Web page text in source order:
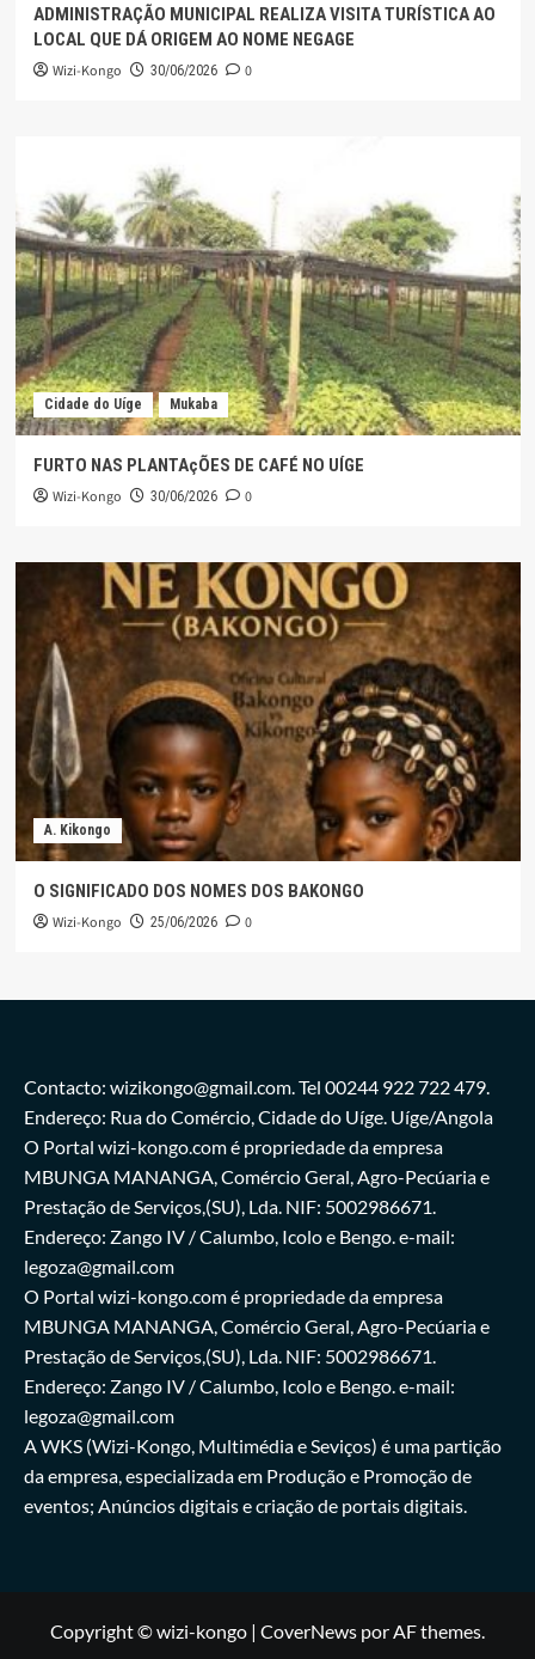
ADMINISTRAÇÃO MUNICIPAL REALIZA VISITA TURÍSTICA AO
LOCAL QUE DÁ ORIGEM AO NOME NEGAGE
Wizi-Kongo 30/06/2026 0
Cidade do Uíge Mukaba
FURTO NAS PLANTAçÕES DE CAFÉ NO UÍGE
Wizi-Kongo 30/06/2026 0
A. Kikongo
O SIGNIFICADO DOS NOMES DOS BAKONGO
Wizi-Kongo 25/06/2026 0
Contacto: wizikongo@gmail.com. Tel 00244 922 722 479.
Endereço: Rua do Comércio, Cidade do Uíge. Uíge/Angola
O Portal wizi-kongo.com é propriedade da empresa
MBUNGA MANANGA, Comércio Geral, Agro-Pecúaria e
Prestação de Serviços,(SU), Lda. NIF: 5002986671.
Endereço: Zango IV / Calumbo, Icolo e Bengo. e-mail:
legoza@gmail.com
O Portal wizi-kongo.com é propriedade da empresa
MBUNGA MANANGA, Comércio Geral, Agro-Pecúaria e
Prestação de Serviços,(SU), Lda. NIF: 5002986671.
Endereço: Zango IV / Calumbo, Icolo e Bengo. e-mail:
legoza@gmail.com
A WKS (Wizi-Kongo, Multimédia e Seviços) é uma partição
da empresa, especializada em Produção e Promoção de
eventos; Anúncios digitais e criação de portais digitais.
Copyright © wizi-kongo | CoverNews por AF themes.